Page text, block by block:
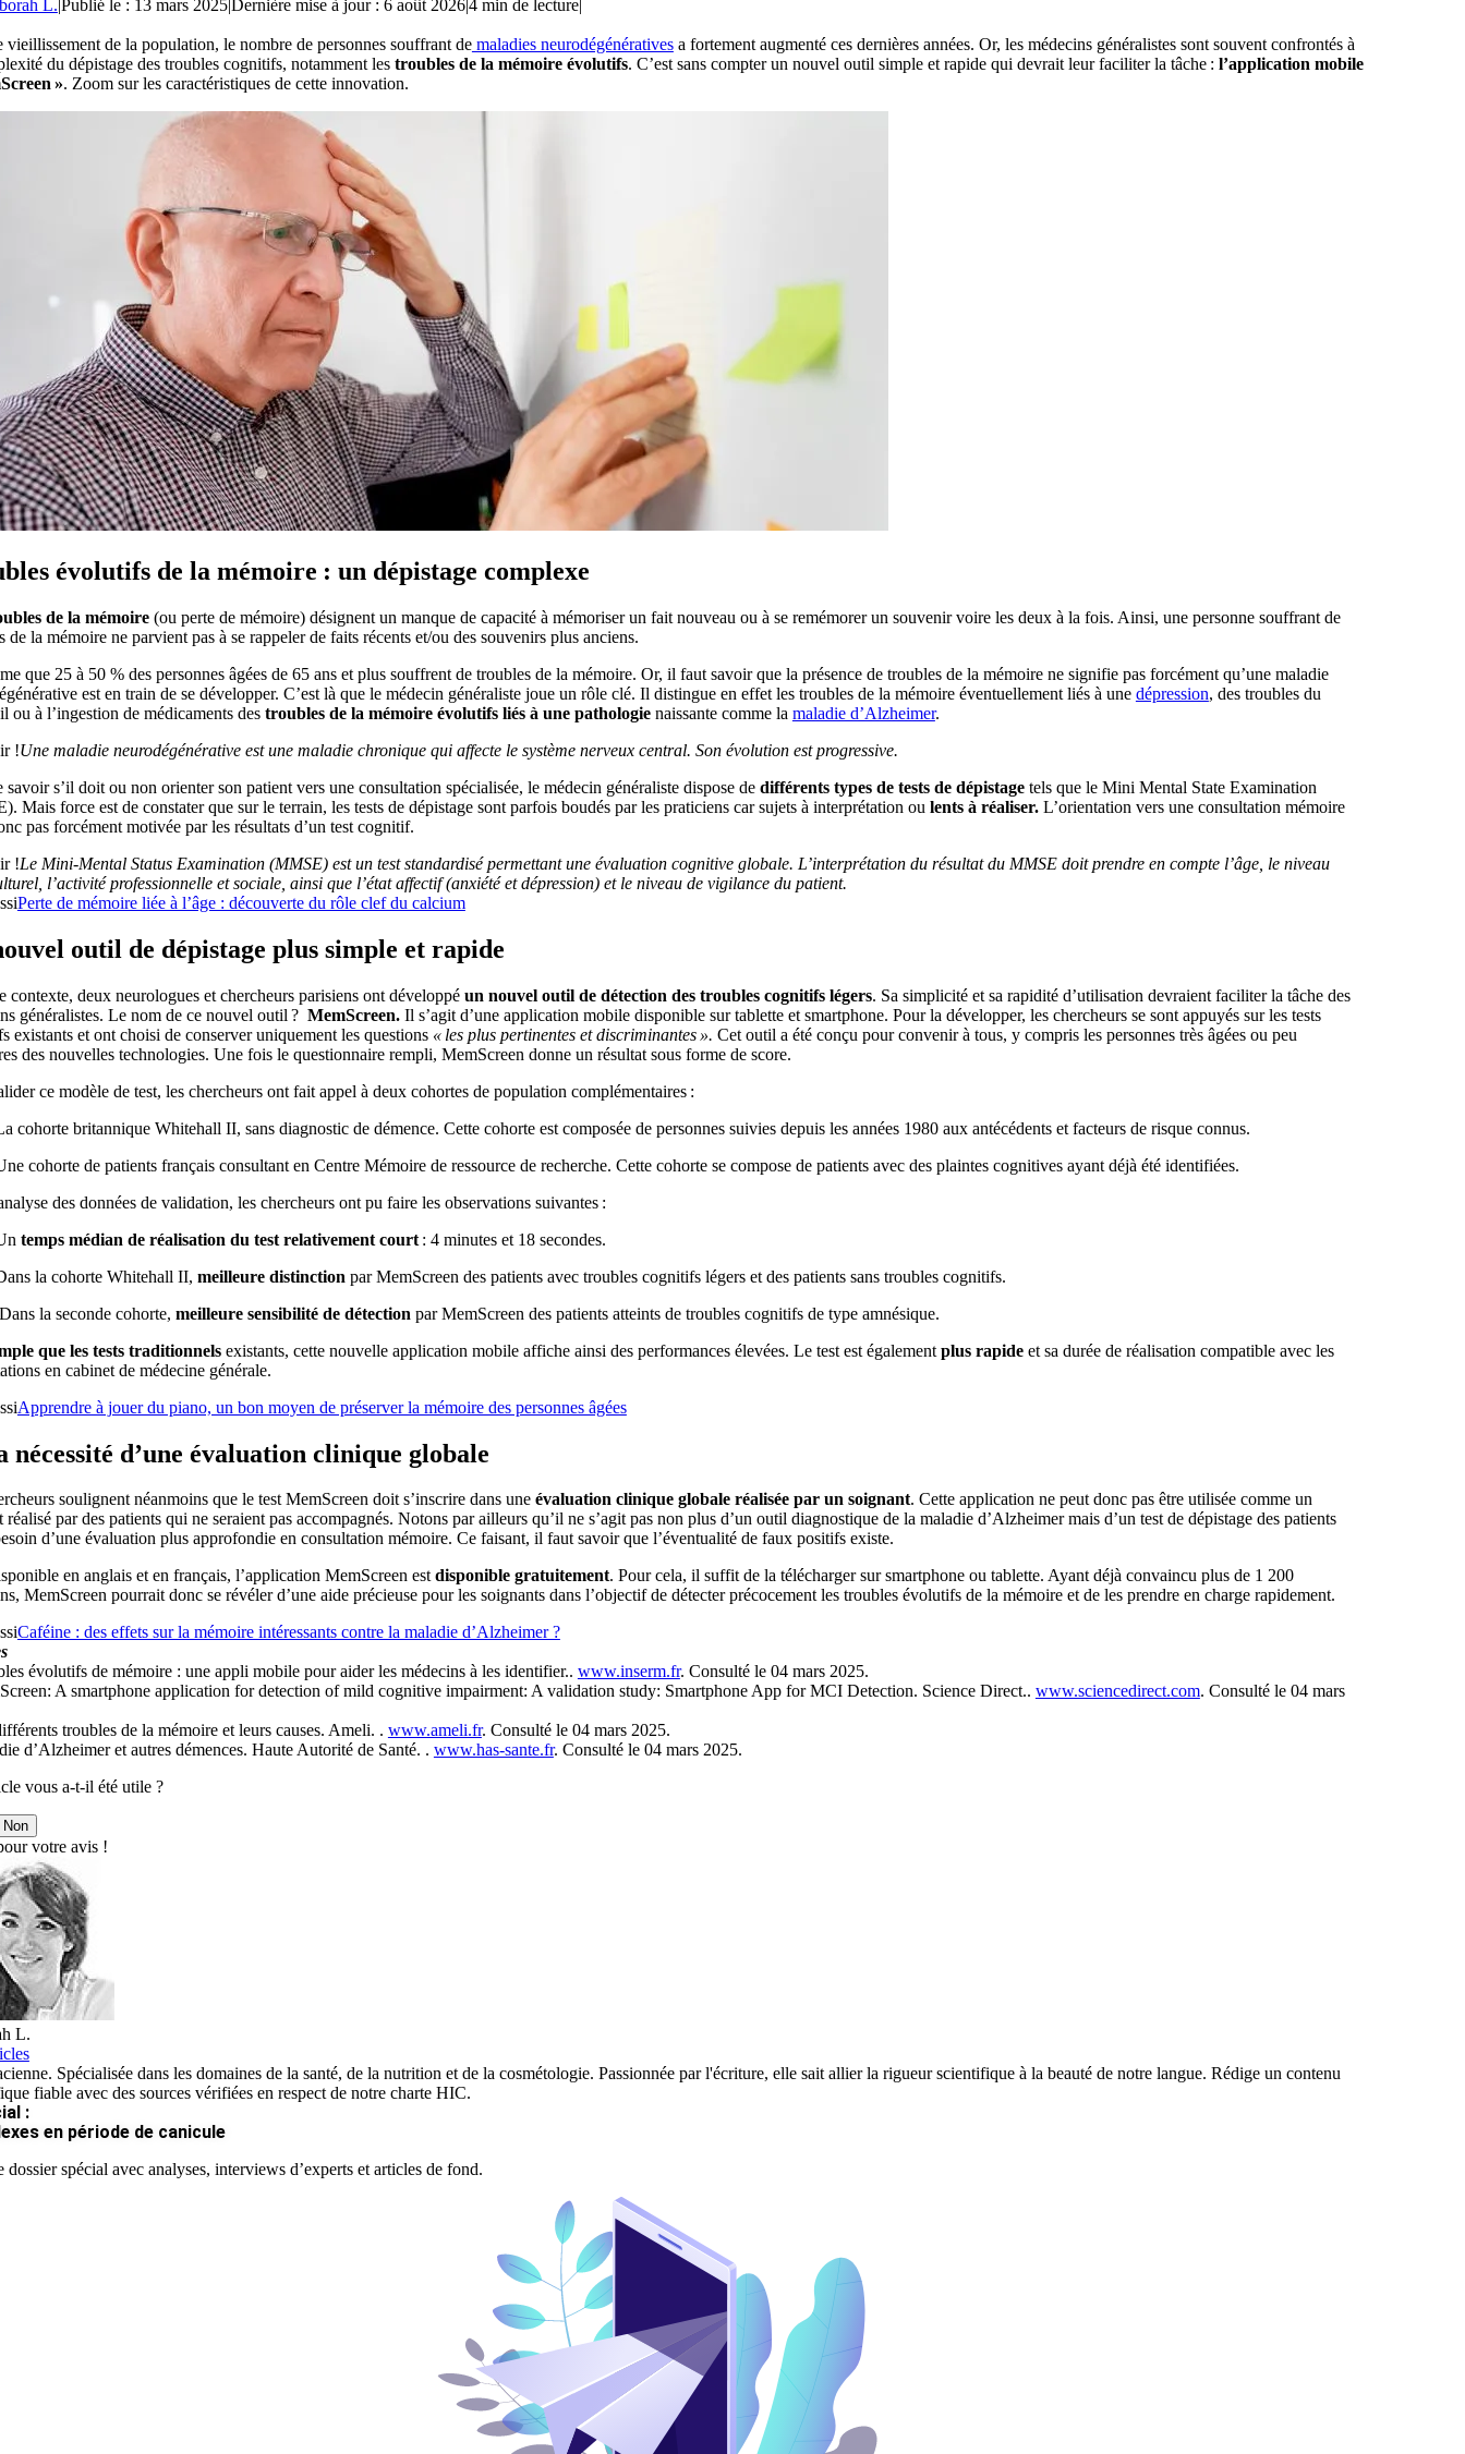
L.|Publié le : 13 mars 2025|Dernière mise à jour : 6 août 2026|4 min de lecture|
vieillissement de la population, le nombre de personnes souffrant demaladies neurodégénérativesa fortement augmenté ces dernières années. Or, les médecins généralistes sont souvent confrontés à
du dépistage des troubles cognitifs, notamment les troubles de la mémoire évolutifs. C’est sans compter un nouvel outil simple et rapide qui devrait leur faciliter la tâche : l’application mobile
». Zoom sur les caractéristiques de cette innovation.
évolutifs de la mémoire : un dépistage complexe
de la mémoire(ou perte de mémoire) désignent un manque de capacité à mémoriser un fait nouveau ou à se remémorer un souvenir voire les deux à la fois. Ainsi, une personne souffrant de
de la mémoire ne parvient pas à se rappeler de faits récents et/ou des souvenirs plus anciens.
que 25 à 50 % des personnes âgées de 65 ans et plus souffrent de troubles de la mémoire. Or, il faut savoir que la présence de troubles de la mémoire ne signifie pas forcément qu’une maladie
est en train de se développer. C’est là que le médecin généraliste joue un rôle clé. Il distingue en effet les troubles de la mémoire éventuellement liés à une dépression, des troubles du
ou à l’ingestion de médicaments des troubles de la mémoire évolutifs liés à une pathologienaissante comme la maladie d’Alzheimer.
!Une maladie neurodégénérative est une maladie chronique qui affecte le système nerveux central. Son évolution est progressive.
s’il doit ou non orienter son patient vers une consultation spécialisée, le médecin généraliste dispose de différents types de tests de dépistagetels que le Mini Mental State Examination
Mais force est de constater que sur le terrain, les tests de dépistage sont parfois boudés par les praticiens car sujets à interprétation ou lents à réaliser.L’orientation vers une consultation mémoire
pas forcément motivée par les résultats d’un test cognitif.
!Le Mini-Mental Status Examination (MMSE) est un test standardisé permettant une évaluation cognitive globale. L’interprétation du résultat du MMSE doit prendre en compte l’âge, le niveau
l’activité professionnelle et sociale, ainsi que l’état affectif (anxiété et dépression) et le niveau de vigilance du patient.
Perte de mémoire liée à l’âge : découverte du rôle clef du calcium
outil de dépistage plus simple et rapide
contexte, deux neurologues et chercheurs parisiens ont développé un nouvel outil de détection des troubles cognitifs légers. Sa simplicité et sa rapidité d’utilisation devraient faciliter la tâche des
généralistes. Le nom de ce nouvel outil ? MemScreen.Il s’agit d’une application mobile disponible sur tablette et smartphone. Pour la développer, les chercheurs se sont appuyés sur les tests
existants et ont choisi de conserver uniquement les questions « les plus pertinentes et discriminantes ». Cet outil a été conçu pour convenir à tous, y compris les personnes très âgées ou peu
des nouvelles technologies. Une fois le questionnaire rempli, MemScreen donne un résultat sous forme de score.
ce modèle de test, les chercheurs ont fait appel à deux cohortes de population complémentaires :
cohorte britannique Whitehall II, sans diagnostic de démence. Cette cohorte est composée de personnes suivies depuis les années 1980 aux antécédents et facteurs de risque connus.
cohorte de patients français consultant en Centre Mémoire de ressource de recherche. Cette cohorte se compose de patients avec des plaintes cognitives ayant déjà été identifiées.
des données de validation, les chercheurs ont pu faire les observations suivantes :
temps médian de réalisation du test relativement court: 4 minutes et 18 secondes.
la cohorte Whitehall II, meilleure distinction par MemScreen des patients avec troubles cognitifs légers et des patients sans troubles cognitifs.
la seconde cohorte, meilleure sensibilité de détection par MemScreen des patients atteints de troubles cognitifs de type amnésique.
que les tests traditionnelsexistants, cette nouvelle application mobile affiche ainsi des performances élevées. Le test est également plus rapideet sa durée de réalisation compatible avec les
en cabinet de médecine générale.
Apprendre à jouer du piano, un bon moyen de préserver la mémoire des personnes âgées
nécessité d’une évaluation clinique globale
soulignent néanmoins que le test MemScreen doit s’inscrire dans une évaluation clinique globale réalisée par un soignant. Cette application ne peut donc pas être utilisée comme un
réalisé par des patients qui ne seraient pas accompagnés. Notons par ailleurs qu’il ne s’agit pas non plus d’un outil diagnostique de la maladie d’Alzheimer mais d’un test de dépistage des patients
d’une évaluation plus approfondie en consultation mémoire. Ce faisant, il faut savoir que l’éventualité de faux positifs existe.
en anglais et en français, l’application MemScreen estdisponible gratuitement. Pour cela, il suffit de la télécharger sur smartphone ou tablette. Ayant déjà convaincu plus de 1 200
MemScreen pourrait donc se révéler d’une aide précieuse pour les soignants dans l’objectif de détecter précocement les troubles évolutifs de la mémoire et de les prendre en charge rapidement.
Caféine : des effets sur la mémoire intéressants contre la maladie d’Alzheimer ?
évolutifs de mémoire : une appli mobile pour aider les médecins à les identifier.. www.inserm.fr. Consulté le 04 mars 2025.
A smartphone application for detection of mild cognitive impairment: A validation study: Smartphone App for MCI Detection. Science Direct.. www.sciencedirect.com. Consulté le 04 mars
troubles de la mémoire et leurs causes. Ameli. . www.ameli.fr. Consulté le 04 mars 2025.
d’Alzheimer et autres démences. Haute Autorité de Santé. . www.has-sante.fr. Consulté le 04 mars 2025.
vous a-t-il été utile ?
Non
votre avis !
L.
Spécialisée dans les domaines de la santé, de la nutrition et de la cosmétologie. Passionnée par l'écriture, elle sait allier la rigueur scientifique à la beauté de notre langue. Rédige un contenu
fiable avec des sources vérifiées en respect de notre charte HIC.
:
en période de canicule
dossier spécial avec analyses, interviews d’experts et articles de fond.